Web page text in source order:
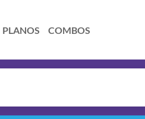
PLANOS COMBOS